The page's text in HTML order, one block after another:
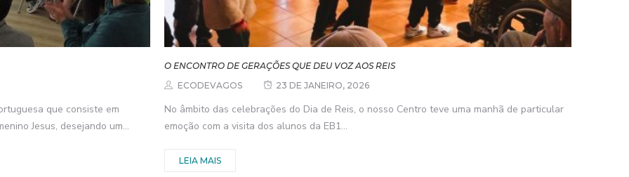
que consiste em
Jesus, desejando um...
O ENCONTRO DE GERAÇÕES QUE DEU VOZ AOS REIS
ECODEVAGOS
23 DE JANEIRO, 2026
No âmbito das celebrações do Dia de Reis, o nosso Centro teve uma manhã de particular
emoção com a visita dos alunos da EB1...
LEIA MAIS